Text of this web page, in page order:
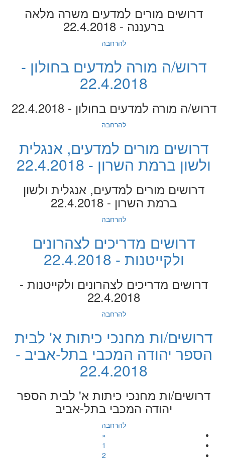
דרושים מורים למדעים משרה מלאה
ברעננה - 22.4.2018
להרחבה
דרוש/ה מורה למדעים בחולון -
22.4.2018
דרוש/ה מורה למדעים בחולון - 22.4.2018
להרחבה
דרושים מורים למדעים, אנגלית
ולשון ברמת השרון - 22.4.2018
דרושים מורים למדעים, אנגלית ולשון
ברמת השרון - 22.4.2018
להרחבה
דרושים מדריכים לצהרונים
ולקייטנות - 22.4.2018
דרושים מדריכים לצהרונים ולקייטנות -
22.4.2018
להרחבה
דרושים/ות מחנכי כיתות א' לבית
הספר יהודה המכבי בתל-אביב -
22.4.2018
דרושים/ות מחנכי כיתות א' לבית הספר
יהודה המכבי בתל-אביב
להרחבה
«
1
2